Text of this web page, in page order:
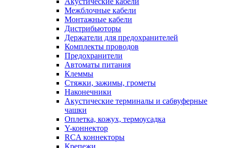
Межблочные кабели
Монтажные кабели
Дистрибьюторы
Держатели для предохранителей
Комплекты проводов
Предохранители
Автоматы питания
Клеммы
Стяжки, зажимы, грометы
Наконечники
Акустические терминалы и сабвуферные
чашки
Оплетка, кожух, термоусадка
Y-коннектор
RCA коннекторы
Крепежи